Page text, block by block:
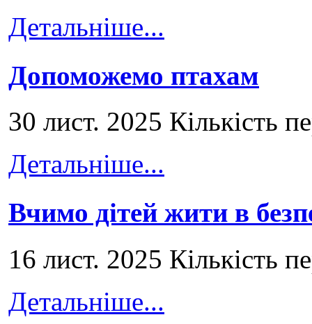
Детальніше...
Допоможемо птахам
30 лист. 2025 Кількість
Детальніше...
Вчимо дітей жити в
16 лист. 2025 Кількість
Детальніше...